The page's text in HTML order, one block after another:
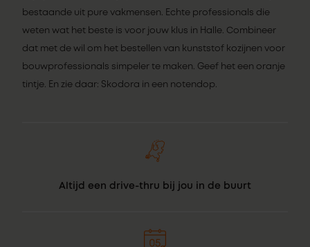
bestaande uit pure vakmensen. Echte professionals die
weten wat het beste is voor jouw klus in Halle. Combineer
dat met de wil om het bestellen van kunststof kozijnen voor
bouwprofessionals simpeler te maken. Geef het een oranje
tintje. En zie daar: Skodora in een notendop.
Altijd een drive-thru bij jou in de buurt